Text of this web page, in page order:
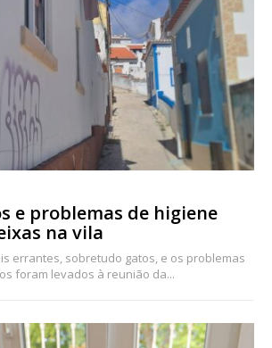
e problemas de higiene
na vila
errantes, sobretudo gatos, e os problemas
foram levados à reunião da...